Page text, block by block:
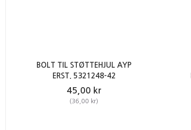
BOLT TIL STØTTEHJUL AYP
ERST. 5321248-42
45,00 kr
(36,00 kr)